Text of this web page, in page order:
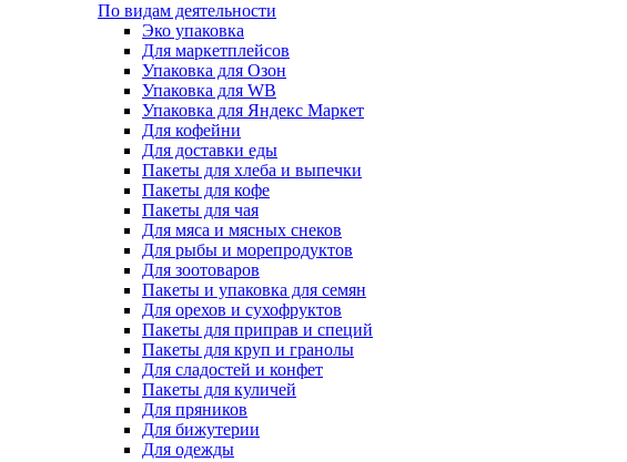
По видам деятельности
Эко упаковка
Для маркетплейсов
Упаковка для Озон
Упаковка для WB
Упаковка для Яндекс Маркет
Для кофейни
Для доставки еды
Пакеты для хлеба и выпечки
Пакеты для кофе
Пакеты для чая
Для мяса и мясных снеков
Для рыбы и морепродуктов
Для зоотоваров
Пакеты и упаковка для семян
Для орехов и сухофруктов
Пакеты для приправ и специй
Пакеты для круп и гранолы
Для сладостей и конфет
Пакеты для куличей
Для пряников
Для бижутерии
Для одежды